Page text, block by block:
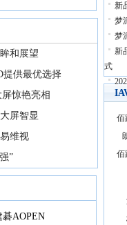
和展望
提供最优选择
惊艳亮相
屏智显
维视
”
碁AOPEN
新
梦
梦
新
式
佰
佰